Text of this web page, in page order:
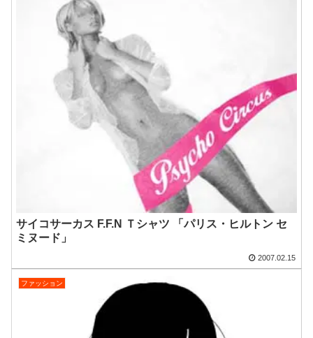
サイコサーカス F.F.N Ｔシャツ 「パリス・ヒルトン セ
ミヌード」
2007.02.15
ファッション